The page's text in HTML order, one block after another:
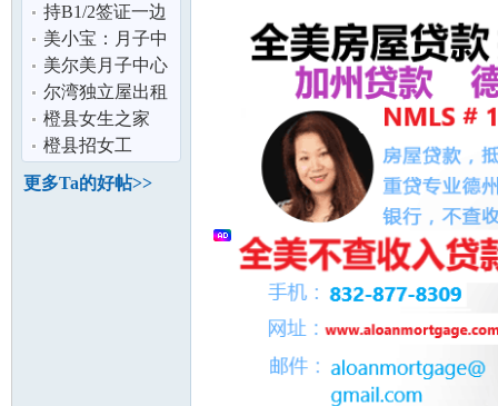
$900/月,含全保及
雨伞险
持B1/2签证一边
让孩子在美国上
学一边找机会
美小宝：月子中
心都在洛杉矶？
美尔美月子中心
尔湾独立屋出租
橙县女生之家
（dog friendly）
橙县招女工
更多Ta的好帖>>